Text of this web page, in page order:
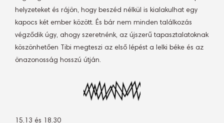
helyzeteket és rájön, hogy beszéd nélkül is kialakulhat egy
kapocs két ember között. És bár nem minden találkozás
végződik úgy, ahogy szeretnénk, az újszerű tapasztalatoknak
köszönhetően Tibi megteszi az első lépést a lelki béke és az
önazonosság hosszú útján.
15.13 és 18.30